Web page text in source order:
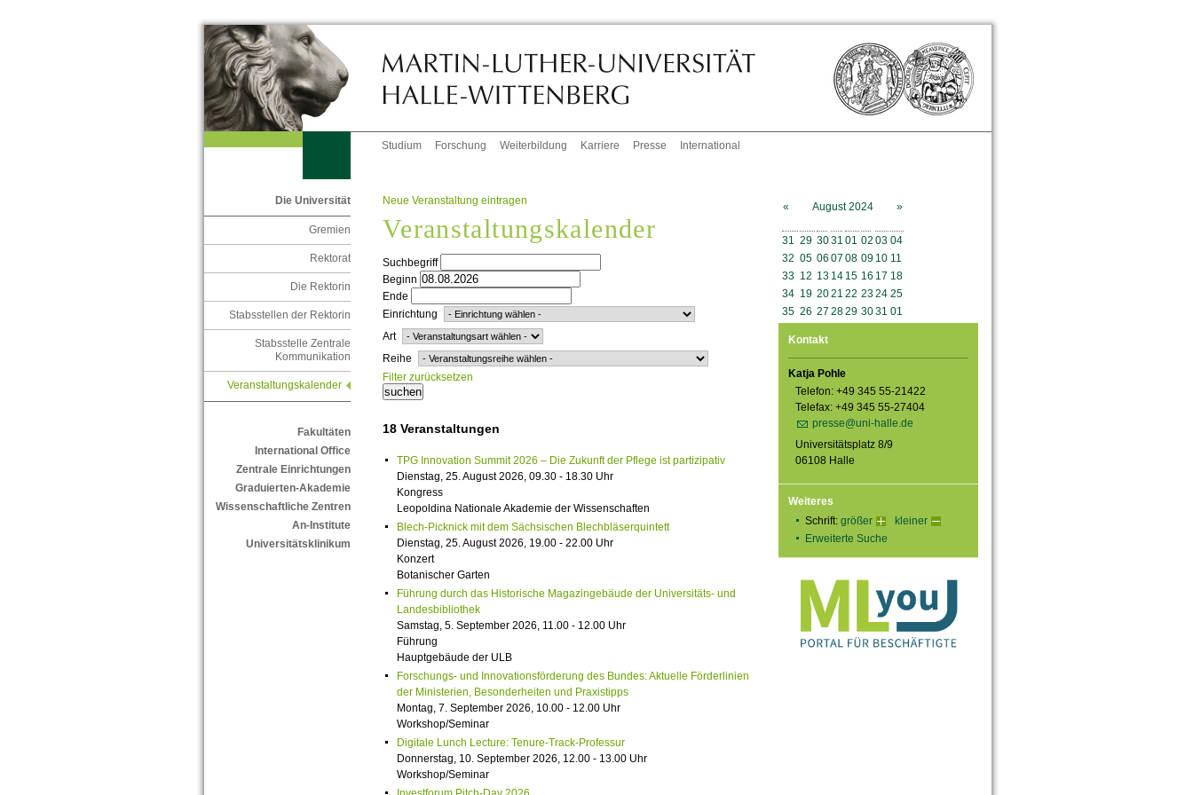
Studium Forschung Weiterbildung Karriere Presse International
Die Universität
Gremien
Rektorat
Die Rektorin
Stabsstellen der Rektorin
Stabsstelle Zentrale
Kommunikation
Veranstaltungskalender
Fakultäten
International Office
Zentrale Einrichtungen
Graduierten-Akademie
Wissenschaftliche Zentren
An-Institute
Universitätsklinikum
« August 2024
»
31 29 3031 01 02 03 04
32 05 06 07 08 09 10 11
33 12 13 14 15 16 17 18
34 19 2021 22 2324 25
35 26 27 2829 3031 01
Kontakt
Katja Pohle
Telefon: +49 345 55-21422
Telefax: +49 345 55-27404
presse@uni-halle.de
Universitätsplatz 8/9
06108 Halle
Weiteres
Schrift: größer
kleiner
Erweiterte Suche
Neue Veranstaltung eintragen
Veranstaltungskalender
Suchbegriff
Beginn
Ende
Einrichtung
Art
Reihe
Filter zurücksetzen
18 Veranstaltungen
TPG Innovation Summit 2026 – Die Zukunft der Pflege ist partizipativ
Dienstag, 25. August 2026, 09.30 - 18.30 Uhr
Kongress
Leopoldina Nationale Akademie der Wissenschaften
Blech-Picknick mit dem Sächsischen Blechbläserquintett
Dienstag, 25. August 2026, 19.00 - 22.00 Uhr
Konzert
Botanischer Garten
Führung durch das Historische Magazingebäude der Universitäts- und
Landesbibliothek
Samstag, 5. September 2026, 11.00 - 12.00 Uhr
Führung
Hauptgebäude der ULB
Forschungs- und Innovationsförderung des Bundes: Aktuelle Förderlinien
der Ministerien, Besonderheiten und Praxistipps
Montag, 7. September 2026, 10.00 - 12.00 Uhr
Workshop/Seminar
Digitale Lunch Lecture: Tenure-Track-Professur
Donnerstag, 10. September 2026, 12.00 - 13.00 Uhr
Workshop/Seminar